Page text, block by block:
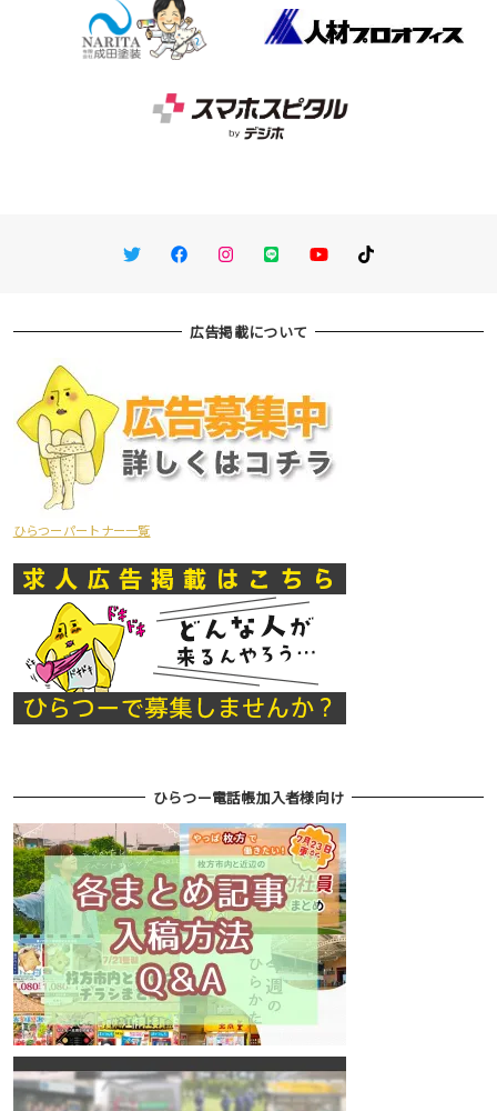
TwitterFacebookInstagram
LINE You TubeTikTok
広告掲載について
ひらつーパートナー一覧
ひらつー電話帳加入者様向け